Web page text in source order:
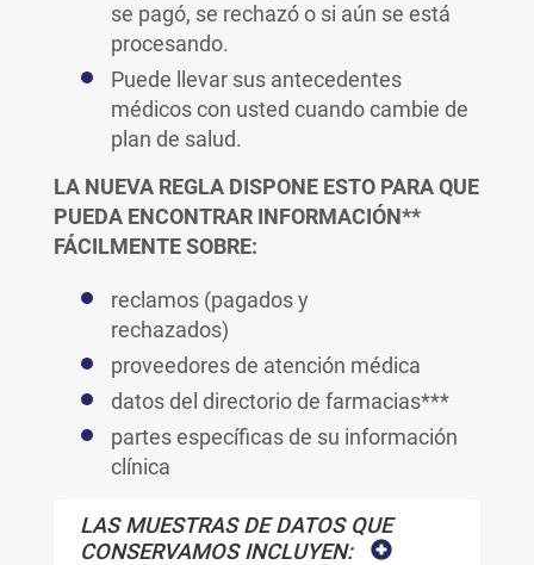
se pagó, se rechazó o si aún se está
procesando.
Puede llevar sus antecedentes
médicos con usted cuando cambie de
plan de salud.
LA NUEVA REGLA DISPONE ESTO PARA QUE
PUEDA ENCONTRAR INFORMACIÓN**
FÁCILMENTE SOBRE:
reclamos (pagados y
rechazados)
proveedores de atención médica
datos del directorio de farmacias***
partes específicas de su información
clínica
LAS MUESTRAS DE DATOS QUE
CONSERVAMOS INCLUYEN: